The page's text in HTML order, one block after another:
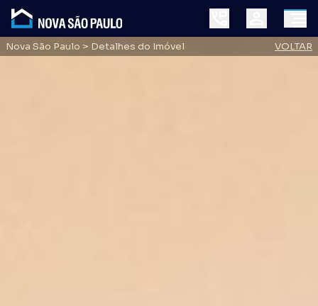
Nova São Paulo > Detalhes do Imóvel VOLTAR